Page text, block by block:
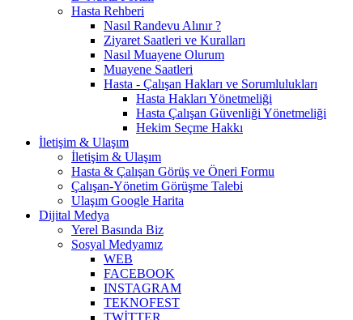
Hasta Rehberi
Nasıl Randevu Alınır ?
Ziyaret Saatleri ve Kuralları
Nasıl Muayene Olurum
Muayene Saatleri
Hasta - Çalışan Hakları ve Sorumlulukları
Hasta Hakları Yönetmeliği
Hasta Çalışan Güvenliği Yönetmeliği
Hekim Seçme Hakkı
İletişim & Ulaşım
İletişim & Ulaşım
Hasta & Çalışan Görüş ve Öneri Formu
Çalışan-Yönetim Görüşme Talebi
Ulaşım Google Harita
Dijital Medya
Yerel Basında Biz
Sosyal Medyamız
WEB
FACEBOOK
INSTAGRAM
TEKNOFEST
TWİTTER